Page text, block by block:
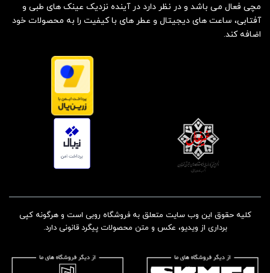
مچی فعال می باشد و در نظر دارد در آینده نزدیک عینک های طبی و
آفتابی، ساعت های دیجیتال و عطر های با کیفیت را به محصولات خود
اضافه کند.
کلیه حقوق این وب سایت متعلق به فروشگاه روبی است و هرگونه کپی
برداری از ویدیو، عکس و متن محصولات پیگرد قانونی دارد.